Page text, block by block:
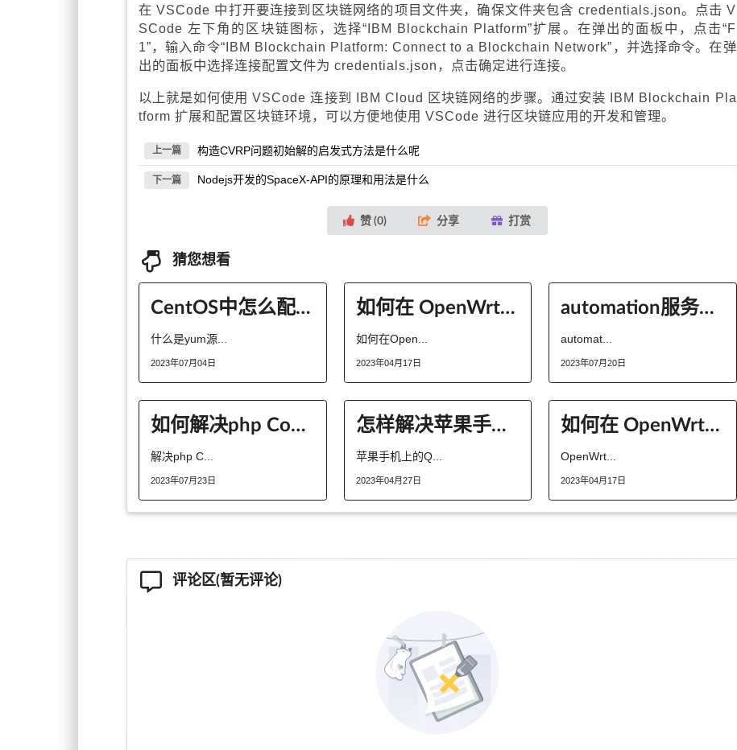
在 VSCode 中打开要连接到区块链网络的项目文件夹，确保文件夹包含 credentials.json。点击 V
SCode 左下角的区块链图标，选择“IBM Blockchain Platform”扩展。在弹出的面板中，点击“F
1”，输入命令“IBM Blockchain Platform: Connect to a Blockchain Network”，并选择命令。在弹
出的面板中选择连接配置文件为 credentials.json，点击确定进行连接。
以上就是如何使用 VSCode 连接到 IBM Cloud 区块链网络的步骤。通过安装 IBM Blockchain Pla
tform 扩展和配置区块链环境，可以方便地使用 VSCode 进行区块链应用的开发和管理。
上一篇 构造CVRP问题初始解的启发式方法是什么呢
下一篇 Nodejs开发的SpaceX-API的原理和用法是什么
赞 (0) 分享 打赏
猜您想看
CentOS中怎么配置网络yum源
什么是yum源...
2023年07月04日
如何在 OpenWrt 中设置硬件开关接口？
如何在Open...
2023年04月17日
automation服务器不能创建对象指的是什么意思
automat...
2023年07月20日
如何解决php Composer出现SSL报错的问题
解决php C...
2023年07月23日
怎样解决苹果手机上的QQ音乐问题？
苹果手机上的Q...
2023年04月27日
如何在 OpenWrt 中安装和配置 Docker？
OpenWrt...
2023年04月17日
评论区(暂无评论)